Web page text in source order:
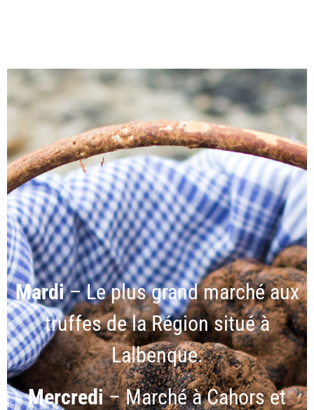
Mardi– Le plus grand marché aux
truffes de la Région situé à
Lalbenque.
Mercredi– Marché à Cahors et